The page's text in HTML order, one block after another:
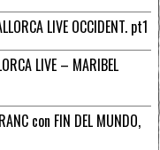
LIVE OCCIDENT. pt1
LIVE – MARIBEL
con FIN DEL MUNDO,